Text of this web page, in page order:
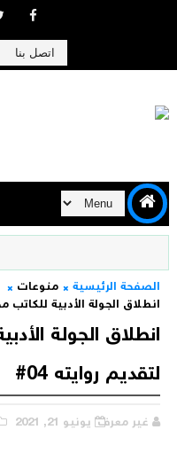
الصفحة الرئيسية
منوعات
انطلاق الجولة الأدبية للكاتب
انطلاق الجولة
لتقديم روايته 04#
غير معرف يونيو 21, 2021